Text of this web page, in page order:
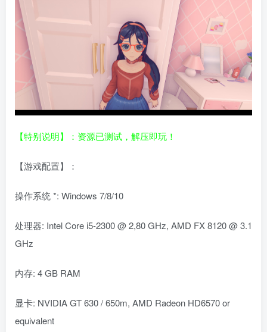
【特别说明】：资源已测试，解压即玩！
【游戏配置】：
操作系统 *: Windows 7/8/10
处理器: Intel Core i5-2300 @ 2,80 GHz, AMD FX 8120 @ 3.1
GHz
内存: 4 GB RAM
显卡: NVIDIA GT 630 / 650m, AMD Radeon HD6570 or
equivalent